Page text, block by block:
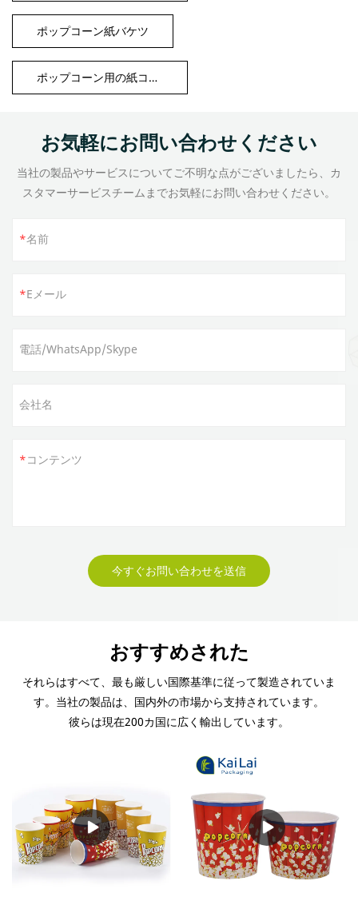
ポップコーン紙バケツ
ポップコーン用の紙コップ
お気軽にお問い合わせください
当社の製品やサービスについてご不明な点がございましたら、カ
スタマーサービスチームまでお気軽にお問い合わせください。
名前
Eメール
電話/WhatsApp/Skype
会社名
コンテンツ
今すぐお問い合わせを送信
おすすめされた
それらはすべて、最も厳しい国際基準に従って製造されていま
す。当社の製品は、国内外の市場から支持されています。
彼らは現在200カ国に広く輸出しています。